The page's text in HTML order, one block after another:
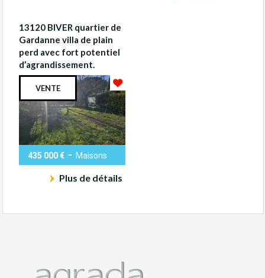
13120 BIVER quartier de
Gardanne villa de plain
perd avec fort potentiel
d’agrandissement.
VENTE
435 000 € - Maisons
Plus de détails